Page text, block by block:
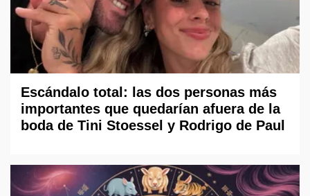
Escándalo total: las dos personas más
importantes que quedarían afuera de la
boda de Tini Stoessel y Rodrigo de Paul